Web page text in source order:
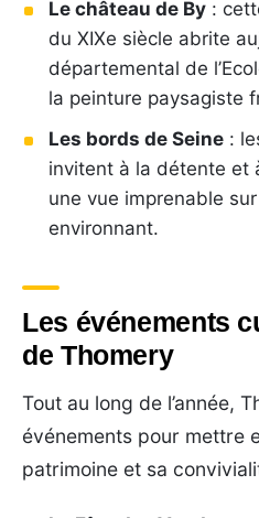
Le château de By :
du XIXe siècle abrite
départemental de
la peinture paysagiste
Les bords de Seine :
invitent à la détente et
une vue imprenable
environnant.
Les événements
de Thomery
Tout au long de l’année,
événements pour mettre
patrimoine et sa